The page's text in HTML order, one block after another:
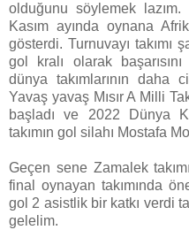
olduğunu söylemek
Kasım ayında oynana
gösterdi. Turnuvayı takımı
gol kralı olarak
dünya takımlarının daha
Yavaş yavaş Mısır A Milli
başladı ve 2022 Dünya
takımın gol silahı Mostafa
Geçen sene Zamalek
final oynayan takımında
gol 2 asistlik bir katkı verdi
gelelim.